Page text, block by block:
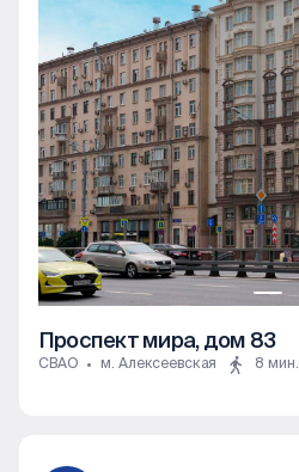
Проспект мира, дом 83
СВАО м. Алексеевская 8 мин.